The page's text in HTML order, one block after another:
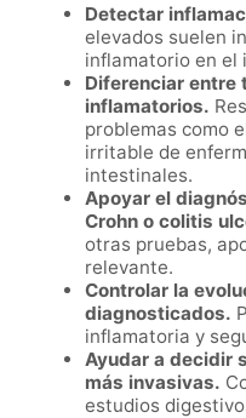
Detectar
elevados suelen
inflamatorio en el
Diferenciar entre
inflamatorios.
problemas como
irritable de
intestinales.
Apoyar el
Crohn o colitis
otras pruebas,
relevante.
Controlar la
diagnosticados.
inflamatoria y
Ayudar a decidir
más invasivas.
estudios